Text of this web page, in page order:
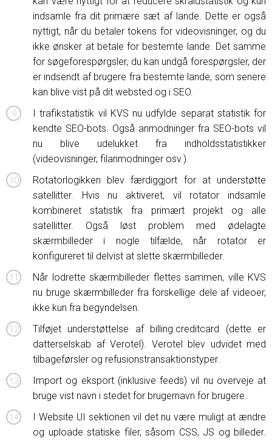
indsamle fra dit primære sæt af lande. Dette er også
nyttigt, når du betaler tokens for videovisninger, og du
ikke ønsker at betale for bestemte lande. Det samme
for søgeforespørgsler, du kan undgå forespørgsler, der
er indsendt af brugere fra bestemte lande, som senere
kan blive vist på dit websted og i SEO.
I trafikstatistik vil KVS nu udfylde separat statistik for
kendte SEO-bots. Også anmodninger fra SEO-bots vil
nu blive udelukket fra indholdsstatistikker
(videovisninger, filanmodninger osv.).
Rotatorlogikken blev færdiggjort for at understøtte
satellitter. Hvis nu aktiveret, vil rotator indsamle
kombineret statistik fra primært projekt og alle
satellitter. Også løst problem med ødelagte
skærmbilleder i nogle tilfælde, når rotator er
konfigureret til delvist at slette skærmbilleder.
Når lodrette skærmbilleder flettes sammen, ville KVS
nu bruge skærmbilleder fra forskellige dele af videoer,
ikke kun fra begyndelsen.
Tilføjet understøttelse af billing.creditcard (dette er
datterselskab af Verotel). Verotel blev udvidet med
tilbageførsler og refusionstransaktionstyper.
Import og eksport (inklusive feeds) vil nu overveje at
bruge vist navn i stedet for brugernavn for brugere.
I Website UI sektionen vil det nu være muligt at ændre
og uploade statiske filer, såsom CSS, JS og billeder.